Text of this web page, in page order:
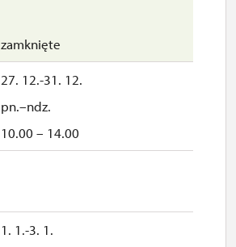
zamknięte
27. 12.-31. 12.
pn.–ndz.
10.00 – 14.00
1. 1.-3. 1.